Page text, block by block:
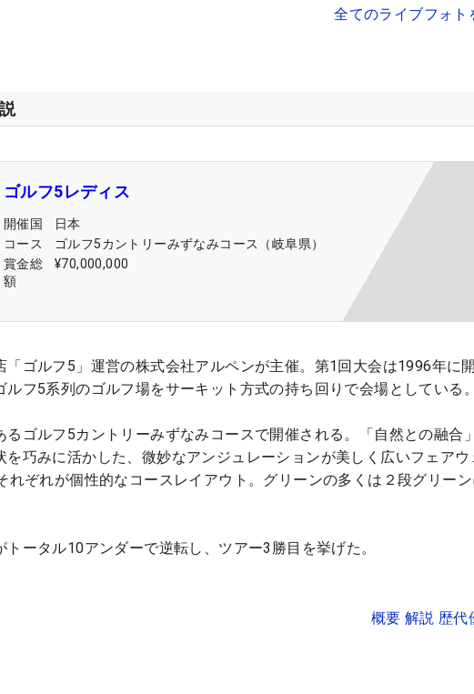
全てのライブフォト
ゴルフ5レディス
開催国
日本
コース
ゴルフ5カントリーみずなみコース（岐阜県）
賞金総
額
¥70,000,000
「ゴルフ5」運営の株式会社アルペンが主催。第1回大会は1996年に
ルフ5系列のゴルフ場をサーキット方式の持ち回りで会場としている
るゴルフ5カントリーみずなみコースで開催される。「自然との融合
を巧みに活かした、微妙なアンジュレーションが美しく広いフェアウ
れぞれが個性的なコースレイアウト。グリーンの多くは２段グリー
トータル10アンダーで逆転し、ツアー3勝目を挙げた。
概要 解説 歴代